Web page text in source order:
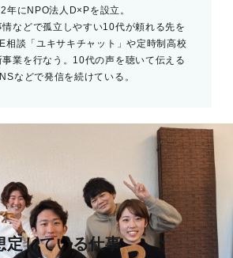
年にNPO法人D×Pを設立。
などで孤立しやすい10代が頼れる先を
相談「ユキサキチャット」や定時制高校
業を行なう。10代の声を聴いて伝える
などで発信を続けている。
定している仕事